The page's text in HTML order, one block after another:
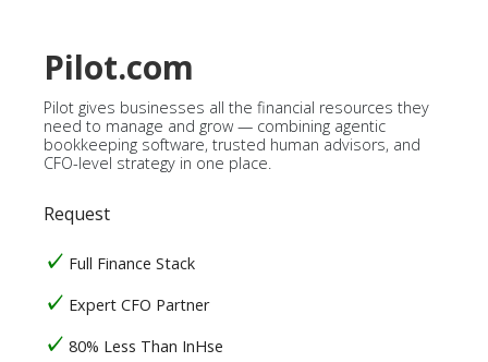
Pilot.com
Pilot gives businesses all the financial resources they
need to manage and grow — combining agentic
bookkeeping software, trusted human advisors, and
CFO-level strategy in one place.
Request
Full Finance Stack
Expert CFO Partner
80% Less Than InHse